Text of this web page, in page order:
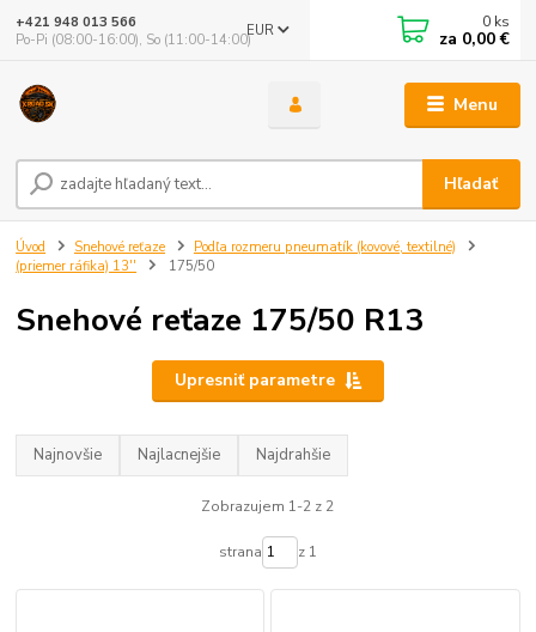
Menu
EUR
Hľadať
+421 948 013 566
Po-Pi (08:00-16:00), So (11:00-14:00)
0 ks
za 0,00 €
Úvod Snehové reťaze
Podľa rozmeru pneumatík (kovové, textilné)
(priemer ráfika) 13''
175/50
Snehové reťaze 175/50 R13
Upresniť parametre
Najnovšie Najlacnejšie Najdrahšie
Zobrazujem 1-2 z 2
strana z 1